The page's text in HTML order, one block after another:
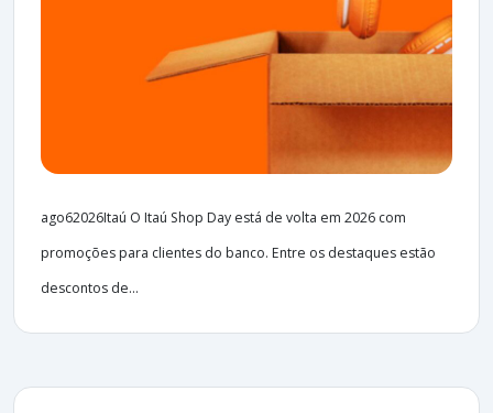
ago62026Itaú O Itaú Shop Day está de volta em 2026 com
promoções para clientes do banco. Entre os destaques estão
descontos de...